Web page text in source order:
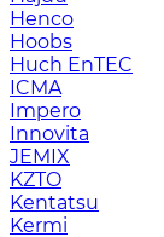
Henco
Hoobs
Huch EnTEC
ICMA
Impero
Innovita
JEMIX
KZTO
Kentatsu
Kermi